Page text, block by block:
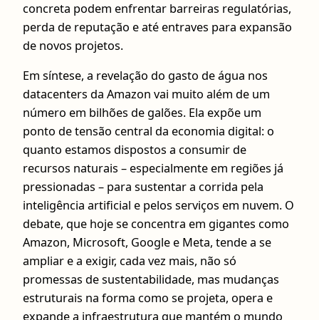
concreta podem enfrentar barreiras regulatórias,
perda de reputação e até entraves para expansão
de novos projetos.
Em síntese, a revelação do gasto de água nos
datacenters da Amazon vai muito além de um
número em bilhões de galões. Ela expõe um
ponto de tensão central da economia digital: o
quanto estamos dispostos a consumir de
recursos naturais – especialmente em regiões já
pressionadas – para sustentar a corrida pela
inteligência artificial e pelos serviços em nuvem. O
debate, que hoje se concentra em gigantes como
Amazon, Microsoft, Google e Meta, tende a se
ampliar e a exigir, cada vez mais, não só
promessas de sustentabilidade, mas mudanças
estruturais na forma como se projeta, opera e
expande a infraestrutura que mantém o mundo